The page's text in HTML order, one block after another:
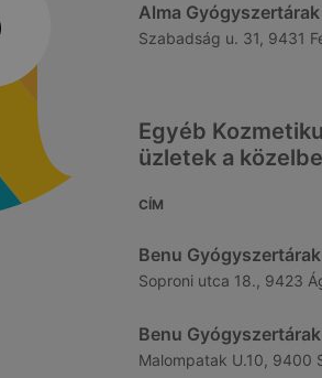
Alma Gyógyszertárak
Szabadság u. 31, 9431
Egyéb
üzletek a
CÍM
Benu Gyógyszertárak
Soproni utca 18., 9423
Benu Gyógyszertárak
Malompatak U.10, 9400